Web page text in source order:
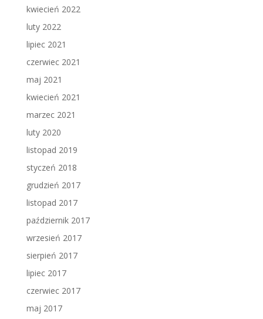
kwiecień 2022
luty 2022
lipiec 2021
czerwiec 2021
maj 2021
kwiecień 2021
marzec 2021
luty 2020
listopad 2019
styczeń 2018
grudzień 2017
listopad 2017
październik 2017
wrzesień 2017
sierpień 2017
lipiec 2017
czerwiec 2017
maj 2017